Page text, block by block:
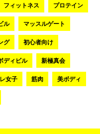
フィットネス プロテイン
ル マッスルゲート
グ 初心者向け
ディビル 新極真会
女子 筋肉 美ボディ